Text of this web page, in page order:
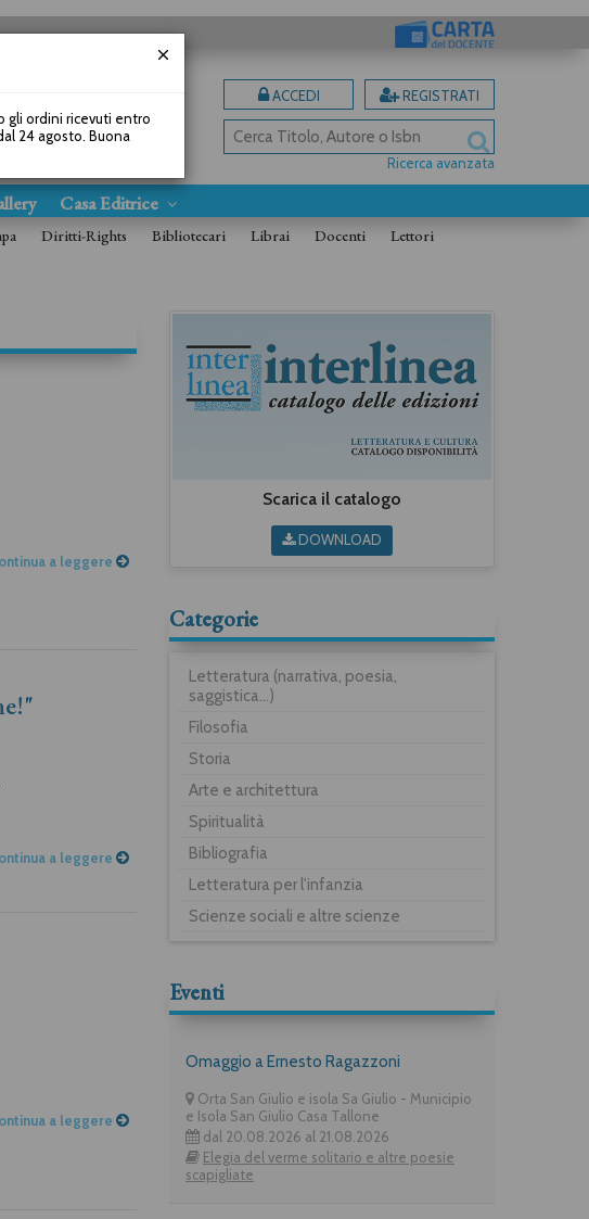
ACCEDI REGISTRATI
Ricerca avanzata
Casa Editrice
Diritti-Rights Bibliotecari Librai Docenti Lettori
a leggere
a leggere
a leggere
Scarica il catalogo
DOWNLOAD
Categorie
Letteratura (narrativa, poesia,
saggistica...)
Filosofia
Storia
Arte e architettura
Spiritualità
Bibliografia
Letteratura per l'infanzia
Scienze sociali e altre scienze
Eventi
Omaggio a Ernesto Ragazzoni
Orta San Giulio e isola Sa Giulio - Municipio
e Isola San Giulio Casa Tallone
dal 20.08.2026 al 21.08.2026
Elegia del verme solitario e altre poesie
scapigliate
gli ordini ricevuti entro
24 agosto. Buona